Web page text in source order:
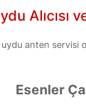
Alıcısı
anten servisi
Esenler